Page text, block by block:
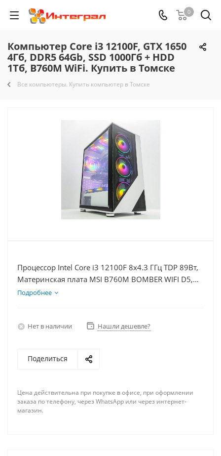
0
Компьютер Core i3 12100F, GTX 1650
4Гб, DDR5 64Gb, SSD 1000Гб + HDD
1Тб, B760M WiFi. Купить в Томске
Все компьютеры. Купить компьютер в Томске
Процессор Intel Core i3 12100F 8x4.3 ГГц TDP 89Вт,
Материнская плата MSI B760M BOMBER WIFI D5,
Видеокарта GTX 1650 4Гб, Память DDR5 64Gb,
Подробнее
Нет в наличии Нашли дешевле?
Поделиться
Цена действительна при покупке в офисе, при оформлении
заказа по телефону, через WhatsApp или через интернет-
магазин.